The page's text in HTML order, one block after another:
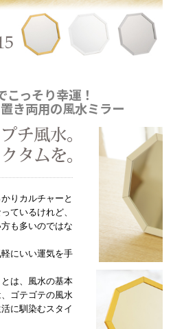
こっそり幸運！
き両用の風水ミラー
りカルチャーと
ているけれど、
も多いのではな
にいい運気を手
は、風水の基本
ゴテゴテの風水
に馴染むスタイ